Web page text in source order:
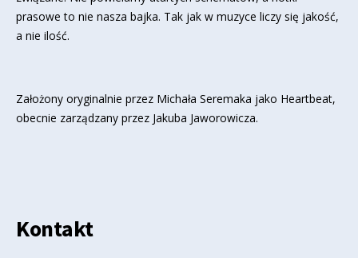
prasowe to nie nasza bajka. Tak jak w muzyce liczy się jakość,
a nie ilość.
Założony oryginalnie przez Michała Seremaka jako Heartbeat,
obecnie zarządzany przez Jakuba Jaworowicza.
Kontakt